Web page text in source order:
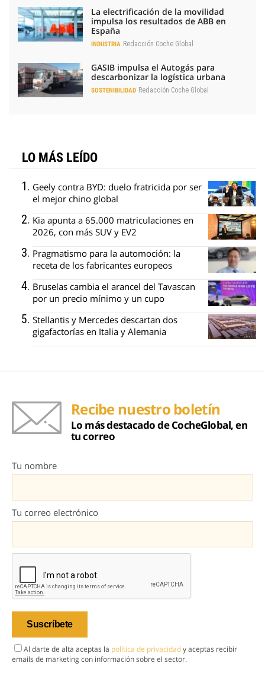
La electrificación de la movilidad
impulsa los resultados de ABB en
España
INDUSTRIA Redacción Coche Global
GASIB impulsa el Autogás para
descarbonizar la logística urbana
SOSTENIBILIDAD Redacción Coche Global
LO MÁS LEÍDO
Geely contra BYD: duelo fratricida por ser
el mejor chino global
Kia apunta a 65.000 matriculaciones en
2026, con más SUV y EV2
Pragmatismo para la automoción: la
receta de los fabricantes europeos
Bruselas cambia el arancel del Tavascan
por un precio mínimo y un cupo
Stellantis y Mercedes descartan dos
gigafactorías en Italia y Alemania
Recibe nuestro boletín
Lo más destacado de CocheGlobal, en
tu correo
Tu nombre
Tu correo electrónico
Al darte de alta aceptas la política de privacidady aceptas recibir
emails de marketing con información sobre el sector.